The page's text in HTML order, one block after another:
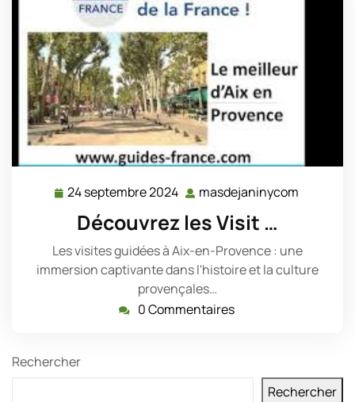
24 septembre 2024 24
septembre
2024
masdejaninycom
Découvrez les Visit …
Les visites guidées à Aix-en-Provence : une
immersion captivante dans l'histoire et la culture
provençales…
0 Commentaires
Rechercher
Rechercher